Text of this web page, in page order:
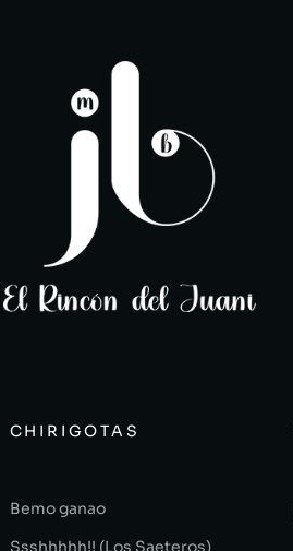
CHIRIGOTAS
Bemo ganao
Ssshhhhh!! (Los Saeteros)